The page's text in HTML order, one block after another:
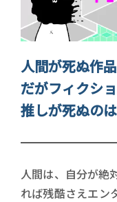
人間が死ぬ作
だがフィクシ
推しが死ぬのは
人間は、自分が絶
れば残酷さえエン